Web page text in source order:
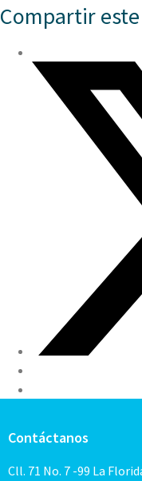
Compartir
Contáctanos
Cll. 71 No. 7 -99 La